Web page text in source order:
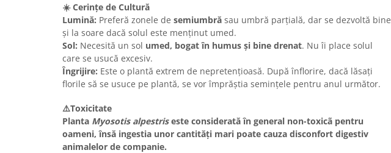
☀️ Cerințe de Cultură
Lumină: Preferă zonele de semiumbră sau umbră parțială, dar se dezvoltă bine
și la soare dacă solul este menținut umed.
Sol: Necesită un sol umed, bogat în humus și bine drenat. Nu îi place solul
care se usucă excesiv.
Îngrijire: Este o plantă extrem de nepretențioasă. După înflorire, dacă lăsați
florile să se usuce pe plantă, se vor împrăștia semințele pentru anul următor.
⚠️Toxicitate
Planta Myosotis alpestriseste considerată în general non-toxicã pentru
oameni, însă ingestia unor cantități mari poate cauza disconfort digestiv
animalelor de companie.